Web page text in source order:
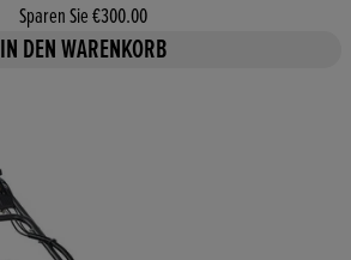
Sparen Sie €300.00
IN DEN WARENKORB